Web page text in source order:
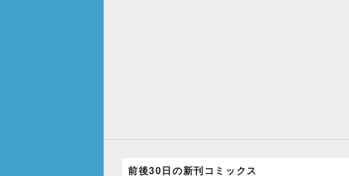
前後30日の新刊コミックス